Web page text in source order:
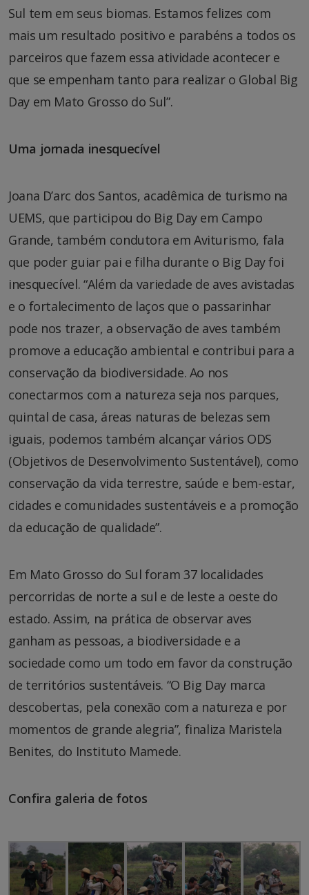
Sul tem em seus biomas. Estamos felizes com
mais um resultado positivo e parabéns a todos os
parceiros que fazem essa atividade acontecer e
que se empenham tanto para realizar o Global Big
Day em Mato Grosso do Sul”.
Uma jornada inesquecível
Joana D’arc dos Santos, acadêmica de turismo na
UEMS, que participou do Big Day em Campo
Grande, também condutora em Aviturismo, fala
que poder guiar pai e filha durante o Big Day foi
inesquecível. “Além da variedade de aves avistadas
e o fortalecimento de laços que o passarinhar
pode nos trazer, a observação de aves também
promove a educação ambiental e contribui para a
conservação da biodiversidade. Ao nos
conectarmos com a natureza seja nos parques,
quintal de casa, áreas naturas de belezas sem
iguais, podemos também alcançar vários ODS
(Objetivos de Desenvolvimento Sustentável), como
conservação da vida terrestre, saúde e bem-estar,
cidades e comunidades sustentáveis e a promoção
da educação de qualidade”.
Em Mato Grosso do Sul foram 37 localidades
percorridas de norte a sul e de leste a oeste do
estado. Assim, na prática de observar aves
ganham as pessoas, a biodiversidade e a
sociedade como um todo em favor da construção
de territórios sustentáveis. “O Big Day marca
descobertas, pela conexão com a natureza e por
momentos de grande alegria”, finaliza Maristela
Benites, do Instituto Mamede.
Confira galeria de fotos